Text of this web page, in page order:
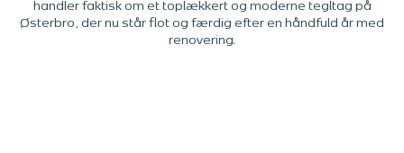
handler faktisk om et toplækkert og moderne tegltag på
Østerbro, der nu står flot og færdig efter en håndfuld år med
renovering.